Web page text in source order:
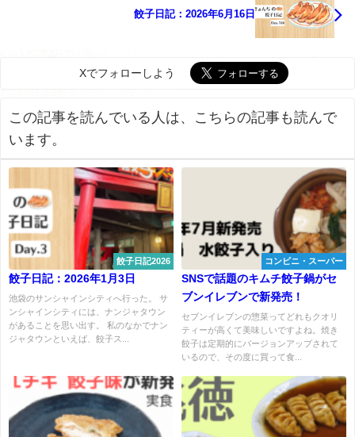
餃子日記：2026年6月16日
Xでフォローしよう
この記事を読んでいる人は、こちらの記事も読んで
います。
餃子日記2026
餃子日記：2026年1月3日
池袋のサンシャインシティへ行った。 サ
ンシャインシティには、ナンジャタウン
があることを思い出す。 私のなかでナン
ジャタウンといえば、餃子ス...
コンビニ・スーパー
SNSで話題のキムチ餃子鍋がセ
ブンイレブンで新発売！
セブンイレブンの惣菜ってどれもクオリ
ティーが高くて美味しいですよね。焼き
餃子は定期的にバージョンアップされて
いるので、その度に買って食...